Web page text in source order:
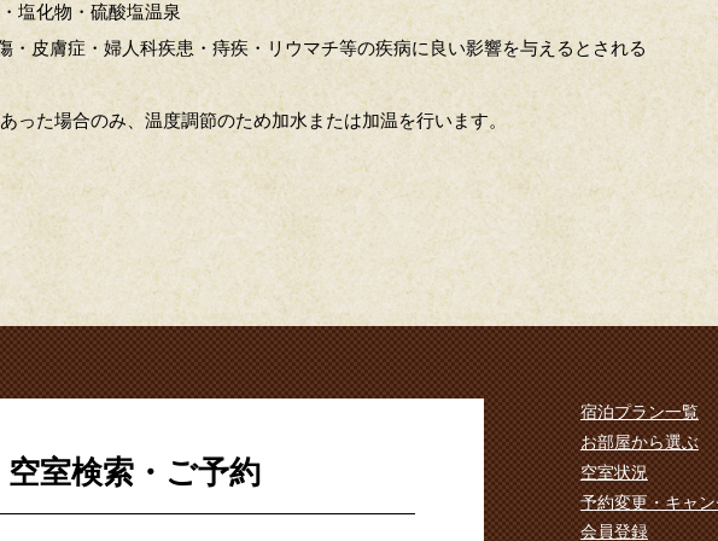
塩化物・硫酸塩温泉
・皮膚症・婦人科疾患・痔疾・リウマチ等の疾病に良い影響を与えるとされる
った場合のみ、温度調節のため加水または加温を行います。
空室検索・ご予約
宿泊プラン一覧
お部屋から選ぶ
空室状況
予約変更・キャ
会員登録